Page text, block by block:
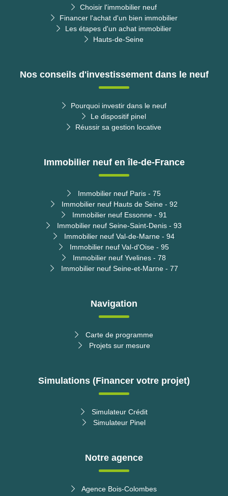
Choisir l'immobilier neuf
Financer l'achat d'un bien immobilier
Les étapes d'un achat immobilier
Hauts-de-Seine
Nos conseils d'investissement dans le neuf
Pourquoi investir dans le neuf
Le dispositif pinel
Réussir sa gestion locative
Immobilier neuf en île-de-France
Immobilier neuf Paris - 75
Immobilier neuf Hauts de Seine - 92
Immobilier neuf Essonne - 91
Immobilier neuf Seine-Saint-Denis - 93
Immobilier neuf Val-de-Marne - 94
Immobilier neuf Val-d'Oise - 95
Immobilier neuf Yvelines - 78
Immobilier neuf Seine-et-Marne - 77
Navigation
Carte de programme
Projets sur mesure
Simulations (Financer votre projet)
Simulateur Crédit
Simulateur Pinel
Notre agence
Agence Bois-Colombes